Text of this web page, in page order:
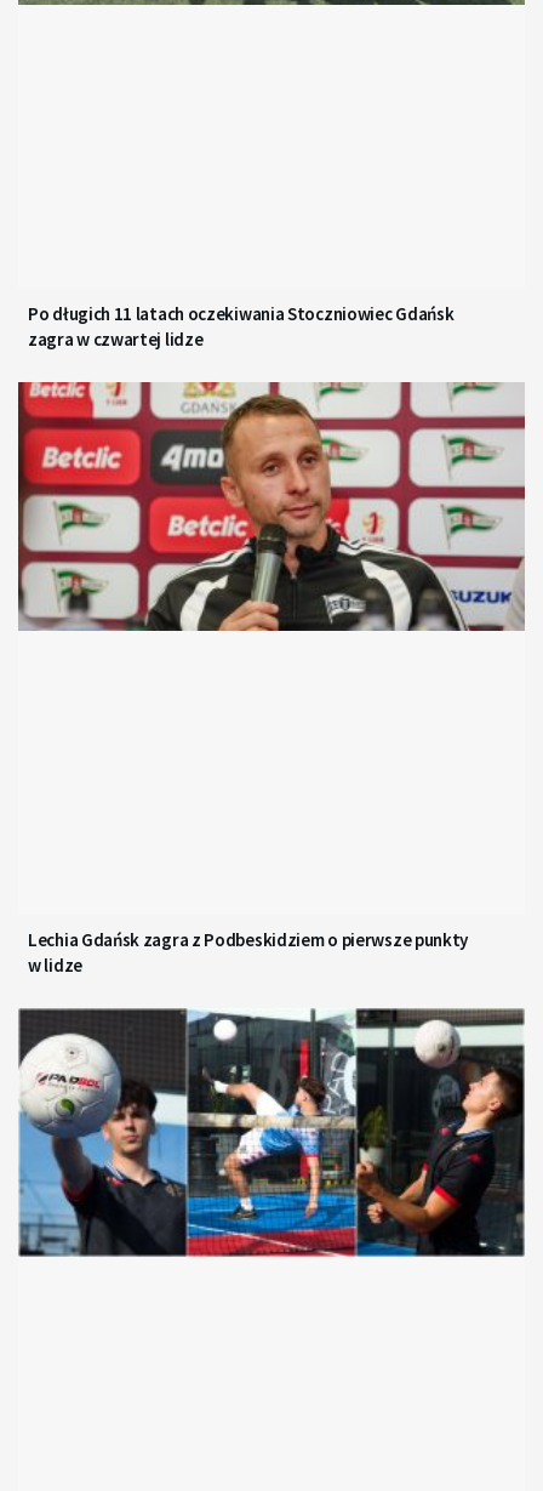
Po długich 11 latach oczekiwania Stoczniowiec Gdańsk
zagra w czwartej lidze
Lechia Gdańsk zagra z Podbeskidziem o pierwsze punkty
w lidze